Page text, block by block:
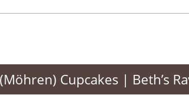
Cupcakes | Beth’s